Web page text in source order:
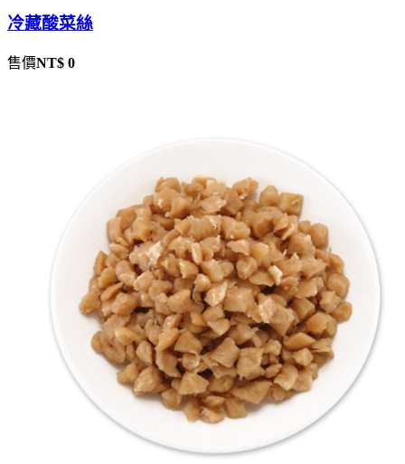
冷藏酸菜絲
售價NT$ 0